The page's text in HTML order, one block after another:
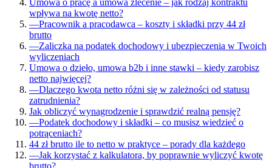
wpływa na kwotę netto?
—Pracownik a pracodawca – koszty i składki przy 44 zł
brutto
—Zaliczka na podatek dochodowy i ubezpieczenia w Twoich
wyliczeniach
Umowa o dzieło, umowa b2b i inne stawki – kiedy zarobisz
netto najwięcej?
—Dlaczego kwota netto różni się w zależności od statusu
zatrudnienia?
Jak obliczyć wynagrodzenie i sprawdzić realną pensję?
—Podatek dochodowy i składki – co musisz wiedzieć o
potrąceniach?
44 zł brutto ile to netto w praktyce – porady dla każdego
—Jak korzystać z kalkulatora, by poprawnie wyliczyć kwotę
brutto?